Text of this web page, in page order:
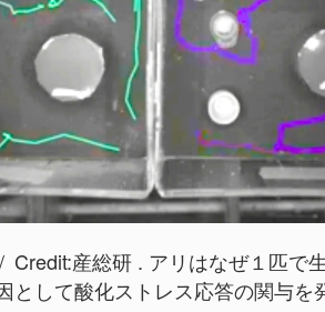
Credit:産総研 . アリはなぜ１匹で
として酸化ストレス応答の関与を